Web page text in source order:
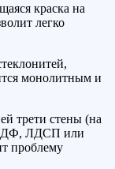
краска на
легко
монолитным и
трети стены (на
МДФ, ЛДСП или
проблему